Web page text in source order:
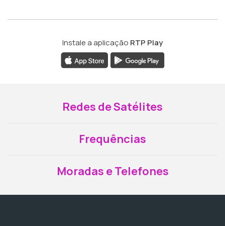
Instale a aplicação RTP Play
Redes de Satélites
Frequências
Moradas e Telefones